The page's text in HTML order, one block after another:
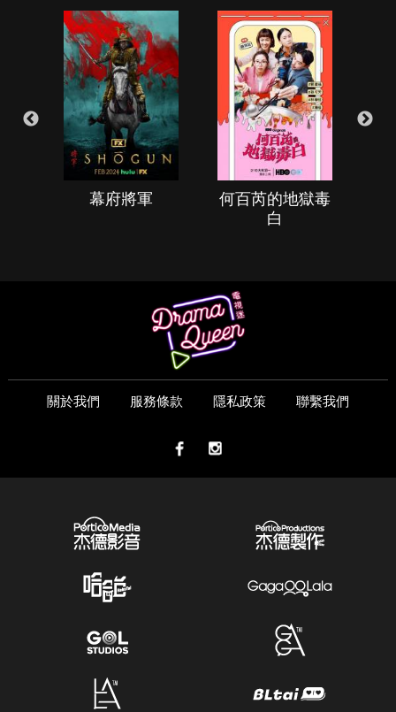
幕府將軍
何百芮的地獄毒
白
關於我們 服務條款 隱私政策 聯繫我們